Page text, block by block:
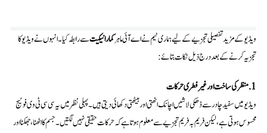
ویڈیو کے مزید تفصیلی تجزیے کے لیے ہماری ٹیم نے اے آئی ماہرکمار انیکیتسے رابطہ کیا۔ انہوں نے ویڈیو کا
تجزیہ کرنے کے بعد درج ذیل نکات بتائے:
1. منظر کی ساخت اور غیر فطری حرکات
ویڈیو میں سفید چادر سے ڈھکی لاشیں اچانک اٹھتی اور بیٹھتی دکھائی دیتی ہیں۔ پہلی نظر میں یہ سی سی ٹی وی فوٹیج
محسوس ہوتی ہے، لیکن فریم بہ فریم تجزیے سے معلوم ہوتا ہے کہ حرکات حقیقی نہیں لگتیں۔ جسم کا اٹھنا، جھکنا اور